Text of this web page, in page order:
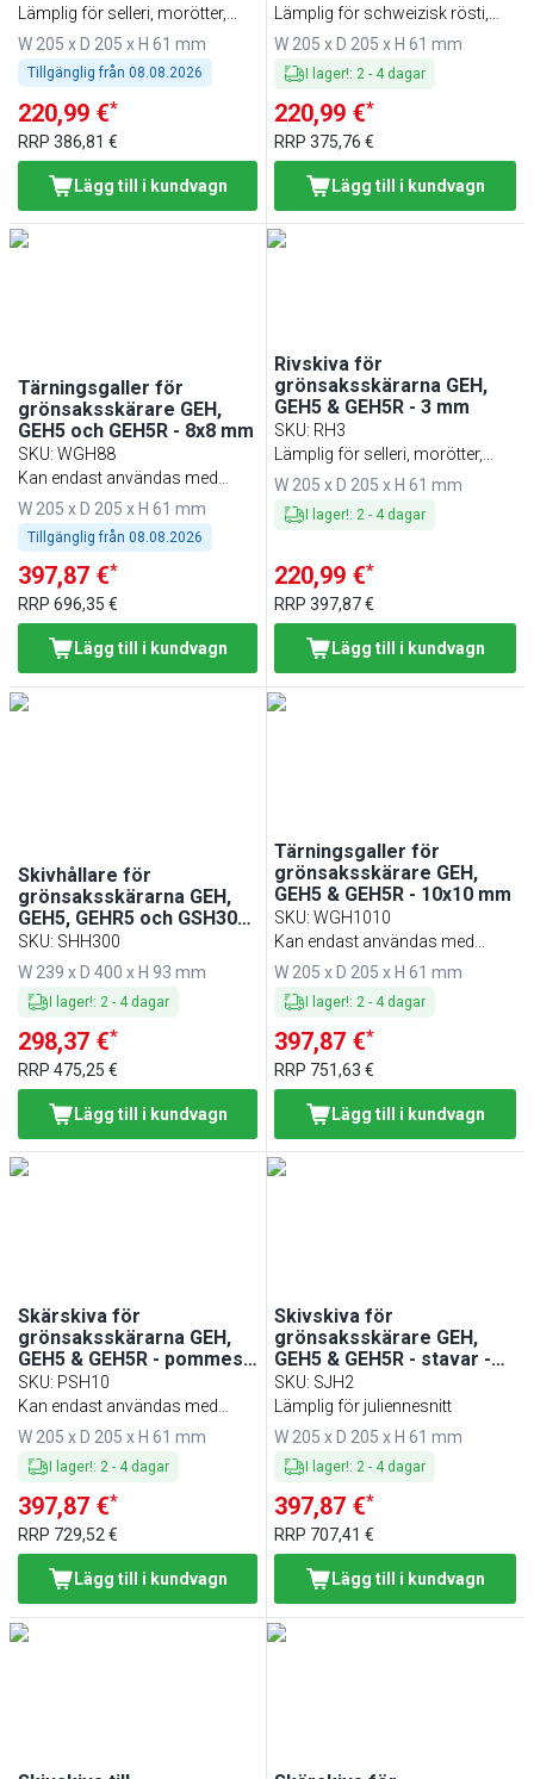
Lämplig för selleri, morötter,
råkostsallader, waldorfsallader,
pizzost, nötter, choklad m.m.
W 205 x D 205 x H 61 mm
Tillgänglig från 08.08.2026
220,99 €*
RRP 386,81 €
Lägg till i kundvagn
Lämplig för schweizisk rösti,
rädissallad, pizzost m.m.
W 205 x D 205 x H 61 mm
I lager!: 2 - 4 dagar
220,99 €*
RRP375,76 €
Lägg till i kundvagn
Tärningsgaller för
grönsaksskärare GEH,
GEH5 och GEH5R - 8x8 mm
SKU: WGH88
Kan endast användas med
art.nr. SSH8
W 205 x D 205 x H 61 mm
Tillgänglig från 08.08.2026
397,87 €*
RRP 696,35 €
Lägg till i kundvagn
Rivskiva för
grönsaksskärarna GEH,
GEH5 & GEH5R - 3 mm
SKU: RH3
Lämplig för selleri, morötter,
råkostsallader, waldorfsallader,
W 205 x D 205 x H 61 mm
I lager!: 2 - 4 dagar
220,99 €*
RRP397,87 €
Lägg till i kundvagn
Skivhållare för
grönsaksskärarna GEH,
GEH5, GEHR5 och GSH300
- för 15 skivor
SKU: SHH300
W 239 x D 400 x H 93 mm
I lager!: 2 - 4 dagar
298,37 €*
RRP 475,25 €
Lägg till i kundvagn
Tärningsgaller för
grönsaksskärare GEH,
GEH5 & GEH5R - 10x10 mm
SKU:WGH1010
Kan endast användas med
art.nr. SSH10
W 205 x D 205 x H 61 mm
I lager!: 2 - 4 dagar
397,87 €*
RRP 751,63 €
Lägg till i kundvagn
Skärskiva för
grönsaksskärarna GEH,
GEH5 & GEH5R - pommes
frites - 10 mm
SKU: PSH10
Kan endast användas med
art.nr. SSH10
W 205 x D 205 x H 61 mm
I lager!: 2- 4 dagar
397,87 €*
RRP 729,52 €
Lägg till i kundvagn
Skivskiva för
grönsaksskärare GEH,
GEH5 & GEH5R - stavar -
2,5 mm
SKU: SJH2
Lämplig för juliennesnitt
W 205 x D 205 x H 61 mm
I lager!: 2 - 4 dagar
397,87 €*
RRP 707,41 €
Lägg till i kundvagn